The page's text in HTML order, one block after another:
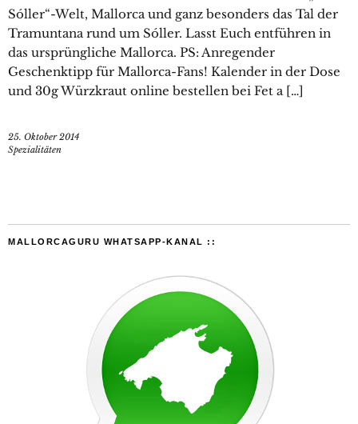
Sóller“-Welt, Mallorca und ganz besonders das Tal der
Tramuntana rund um Sóller. Lasst Euch entführen in
das ursprüngliche Mallorca. PS: Anregender
Geschenktipp für Mallorca-Fans! Kalender in der Dose
und 30g Würzkraut online bestellen bei Fet a […]
25. Oktober 2014
Spezialitäten
MALLORCAGURU WHATSAPP-KANAL ::